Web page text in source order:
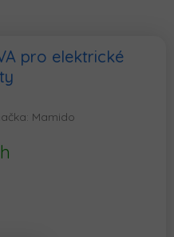
pro elektrické
Mamido